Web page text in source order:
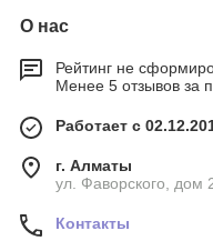
О нас
Рейтинг не
Менее 5 отзывов за
Работает с
г. Алматы
ул. Фаворского, дом
Контакты